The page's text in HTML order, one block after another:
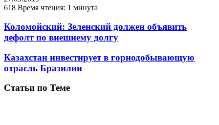
618 Время чтения: 1 минута
Коломойский: Зеленский должен объявить
дефолт по внешнему долгу
Казахстан инвестирует в горнодобывающую
отрасль Бразилии
Статьи по Теме